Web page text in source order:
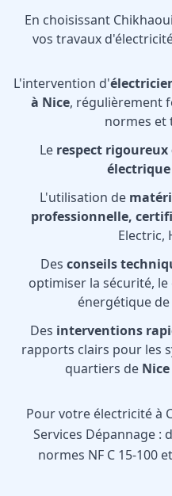
En choisissant
vos travaux
L'intervention d'
à Nice, régulièrement
normes et
Le respect rigoureux
électrique
L'utilisation de
professionnelle,
Electric,
Des conseils
optimiser la sécurité,
énergétique
Des interventions
rapports clairs pour les
quartiers de
Pour votre électricité à
Services Dépannage :
normes NF C 15-100